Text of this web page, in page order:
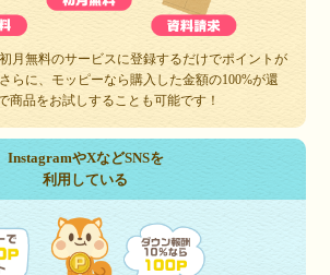
月無料のサービスに登録するだけでポイントが
らに、モッピーなら購入した金額の100%が還
商品をお試しすることも可能です！
InstagramやXなどSNSを
利用している